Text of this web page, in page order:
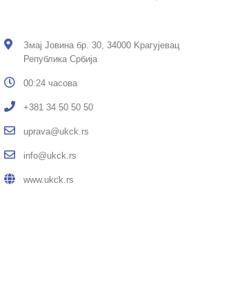
Змај Јовина бр. 30, 34000 Kрагујевац
Република Србија
00:24 часова
+381 34 50 50 50
uprava@ukck.rs
info@ukck.rs
www.ukck.rs